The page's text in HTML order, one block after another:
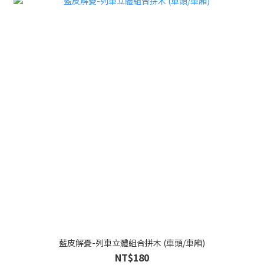
藍皮解憂-列車立體組合拼木 (車頭/車廂)
NT$180